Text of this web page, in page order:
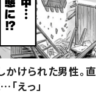
けられた男性。直
えっ」